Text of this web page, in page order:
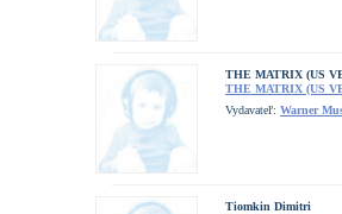
THE MATRIX (US
THE MATRIX (US
Vydavateľ: Warner
Tiomkin Dimitri